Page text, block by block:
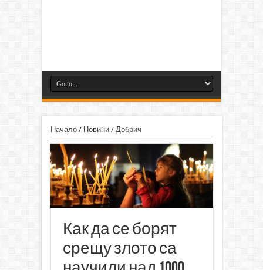
Начало/ Новини/ Добрич
Как да се борят
срещу злото са